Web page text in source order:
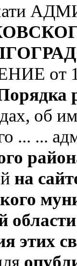
от
об
... ...
на
области
этих